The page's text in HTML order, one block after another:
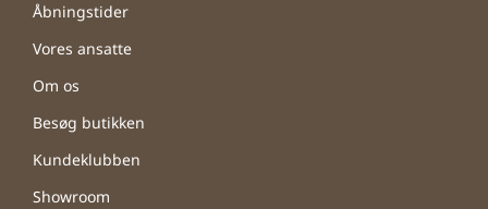
Åbningstider
Vores ansatte
Om os
Besøg butikken
Kundeklubben
Showroom